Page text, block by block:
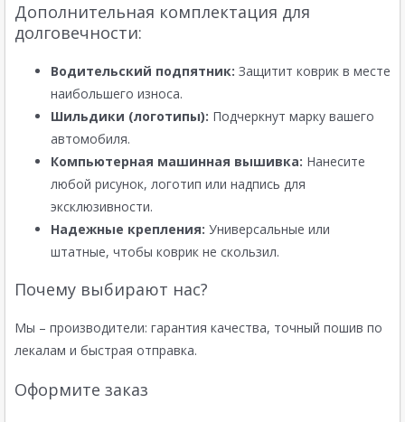
Дополнительная комплектация для
долговечности:
Водительский подпятник: Защитит коврик в месте
наибольшего износа.
Шильдики (логотипы): Подчеркнут марку вашего
автомобиля.
Компьютерная машинная вышивка: Нанесите
любой рисунок, логотип или надпись для
эксклюзивности.
Надежные крепления: Универсальные или
штатные, чтобы коврик не скользил.
Почему выбирают нас?
Мы – производители: гарантия качества, точный пошив по
лекалам и быстрая отправка.
Оформите заказ